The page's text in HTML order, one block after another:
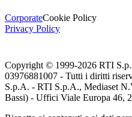
CorporateCookie Policy
Privacy Policy
Copyright © 1999-2026 RTI
03976881007 - Tutti i diritti
S.p.A. - RTI S.p.A., Mediaset
Bassi) - Uffici Viale Europa 46,